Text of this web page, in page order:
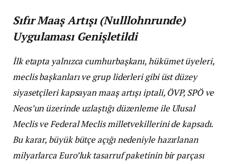
Sıfır Maaş Artışı (Nulllohnrunde)
Uygulaması Genişletildi
İlk etapta yalnızca cumhurbaşkanı, hükümet üyeleri,
meclis başkanları ve grup liderleri gibi üst düzey
siyasetçileri kapsayan maaş artışı iptali, ÖVP, SPÖ ve
Neos’un üzerinde uzlaştığı düzenleme ile Ulusal
Meclis ve Federal Meclis milletvekillerini de kapsadı.
Bu karar, büyük bütçe açığı nedeniyle hazırlanan
milyarlarca Euro’luk tasarruf paketinin bir parçası